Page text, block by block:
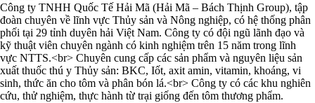
Công ty TNHH Quốc Tế Hải Mã (Hải Mã – Bách Thịnh Group), tập
đoàn chuyên về lĩnh vực Thủy sản và Nông nghiệp, có hệ thống phân
phối tại 29 tỉnh duyên hải Việt Nam. Công ty có đội ngũ lãnh đạo và
kỹ thuật viên chuyên ngành có kinh nghiệm trên 15 năm trong lĩnh
vực NTTS.<br> Chuyên cung cấp các sản phẩm và nguyên liệu sản
xuất thuốc thú y Thủy sản: BKC, Iốt, axit amin, vitamin, khoáng, vi
sinh, thức ăn cho tôm và phân bón lá.<br> Công ty có các khu nghiên
cứu, thử nghiệm, thực hành từ trại giống đến tôm thương phẩm.